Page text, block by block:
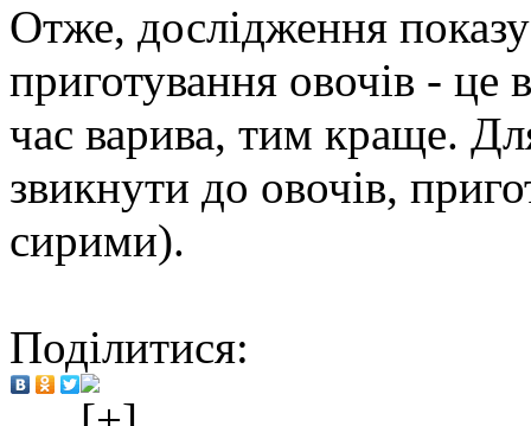
Отже, дослідження
приготування овочів -
час варива, тим краще.
звикнути до овочів,
сирими).
Поділитися: